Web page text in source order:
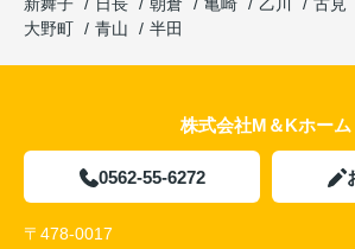
大野町
青山 半田
株式会社M＆Kホーム
0562-55-6272
〒478-0017